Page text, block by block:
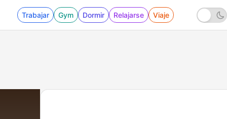
Trabajar Gym Dormir Relajarse Viaje